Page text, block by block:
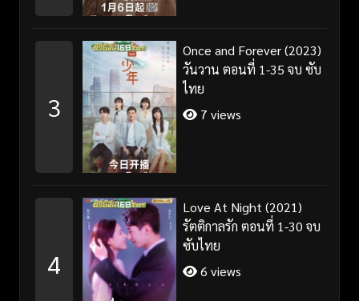
3
Once and Forever (2023)
วันวาน ตอนที่ 1-35 จบ ซับ
ไทย
7 views
4
Love At Night (2021)
รัตติกาลรัก ตอนที่ 1-30 จบ
ซับไทย
6 views